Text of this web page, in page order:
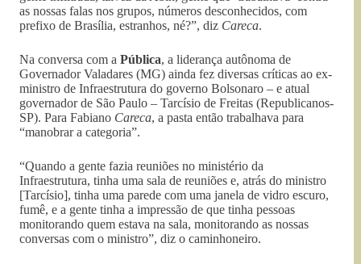
as nossas falas nos grupos, números desconhecidos, com
prefixo de Brasília, estranhos, né?”, diz Careca.
Na conversa com a Pública, a liderança autônoma de
Governador Valadares (MG) ainda fez diversas críticas ao ex-
ministro de Infraestrutura do governo Bolsonaro – e atual
governador de São Paulo – Tarcísio de Freitas (Republicanos-
SP). Para Fabiano Careca, a pasta então trabalhava para
“manobrar a categoria”.
“Quando a gente fazia reuniões no ministério da
Infraestrutura, tinha uma sala de reuniões e, atrás do ministro
[Tarcísio], tinha uma parede com uma janela de vidro escuro,
fumê, e a gente tinha a impressão de que tinha pessoas
monitorando quem estava na sala, monitorando as nossas
conversas com o ministro”, diz o caminhoneiro.